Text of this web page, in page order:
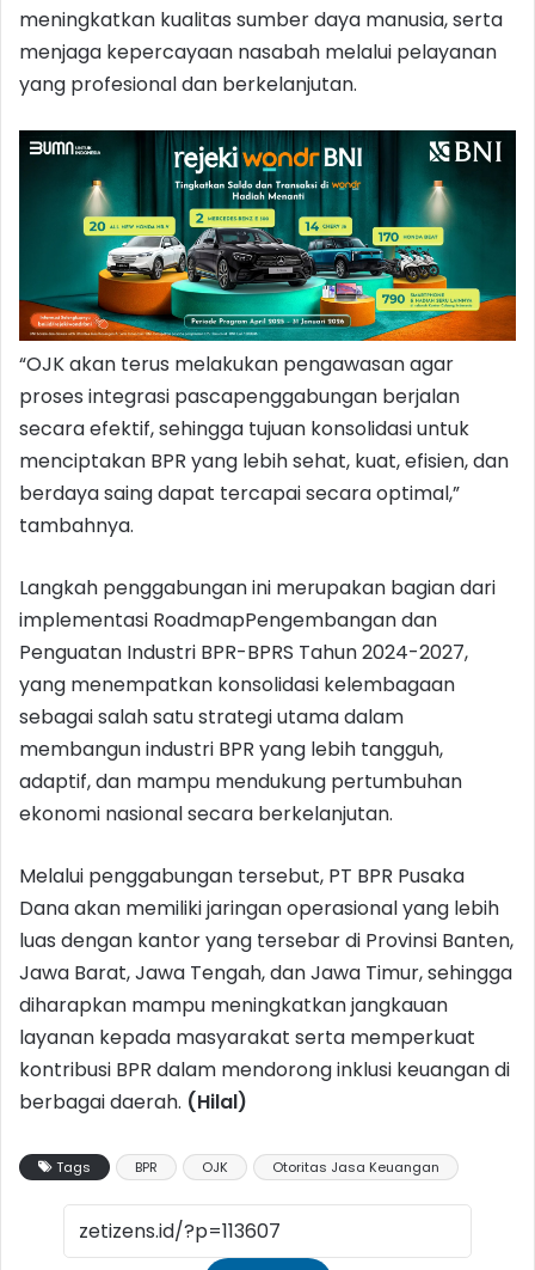
meningkatkan kualitas sumber daya manusia, serta
menjaga kepercayaan nasabah melalui pelayanan
yang profesional dan berkelanjutan.
“OJK akan terus melakukan pengawasan agar
proses integrasi pascapenggabungan berjalan
secara efektif, sehingga tujuan konsolidasi untuk
menciptakan BPR yang lebih sehat, kuat, efisien, dan
berdaya saing dapat tercapai secara optimal,”
tambahnya.
Langkah penggabungan ini merupakan bagian dari
implementasi RoadmapPengembangan dan
Penguatan Industri BPR-BPRS Tahun 2024-2027,
yang menempatkan konsolidasi kelembagaan
sebagai salah satu strategi utama dalam
membangun industri BPR yang lebih tangguh,
adaptif, dan mampu mendukung pertumbuhan
ekonomi nasional secara berkelanjutan.
Melalui penggabungan tersebut, PT BPR Pusaka
Dana akan memiliki jaringan operasional yang lebih
luas dengan kantor yang tersebar di Provinsi Banten,
Jawa Barat, Jawa Tengah, dan Jawa Timur, sehingga
diharapkan mampu meningkatkan jangkauan
layanan kepada masyarakat serta memperkuat
kontribusi BPR dalam mendorong inklusi keuangan di
berbagai daerah. (Hilal)
Tags BPR OJK Otoritas Jasa Keuangan